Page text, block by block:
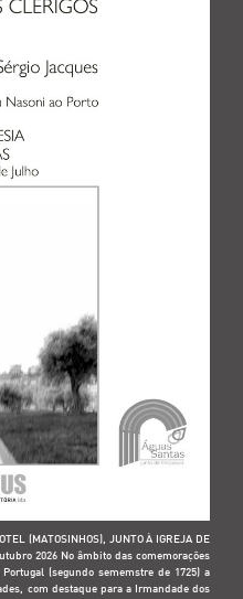
(MATOSINHOS), JUNTO À IGREJA DE
2026 No âmbito das comemorações
(segundo sememstre de 1725) a
com destaque para a Irmandade dos